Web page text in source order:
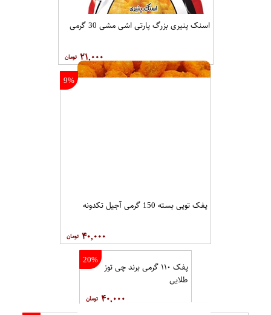
اسنک پنیری بزرگ پارتی اشی مشی 30 گرمی
۲۱,۰۰۰
9%
پفک توپی بسته 150 گرمی آجیل تکدونه
۴۰,۰۰۰
20%
پفک ۱۱۰ گرمی برند چی توز
طلایی
۴۰,۰۰۰